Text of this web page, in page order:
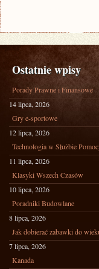
Ostatnie wpisy
Porady Prawne i Finansowe
14 lipca, 2026
Gry e-sportowe
12 lipca, 2026
Technologia w Służbie
11 lipca, 2026
Klasyki Wszech Czasów
10 lipca, 2026
Poradniki Budowlane
8 lipca, 2026
Jak dobierać zabawki do
7 lipca, 2026
Kanada